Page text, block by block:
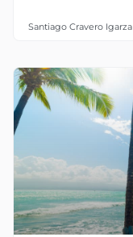
Santiago Cravero Igarza